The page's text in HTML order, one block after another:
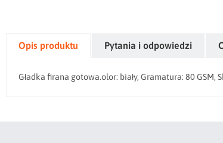
Opis produktu Pytania i odpowiedzi
Gładka firana gotowa.olor: biały, Gramatura: 80 GSM,